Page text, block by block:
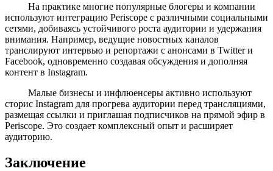
На практике многие популярные блогеры и компании
используют интеграцию Periscope с различными социальными
сетями, добиваясь устойчивого роста аудитории и удержания
внимания. Например, ведущие новостных каналов
транслируют интервью и репортажи с анонсами в Twitter и
Facebook, одновременно создавая обсуждения и дополняя
контент в Instagram.
Малые бизнесы и инфлюенсеры активно используют
сторис Instagram для прогрева аудитории перед трансляциями,
размещая ссылки и приглашая подписчиков на прямой эфир в
Periscope. Это создает комплексный опыт и расширяет
аудиторию.
Заключение